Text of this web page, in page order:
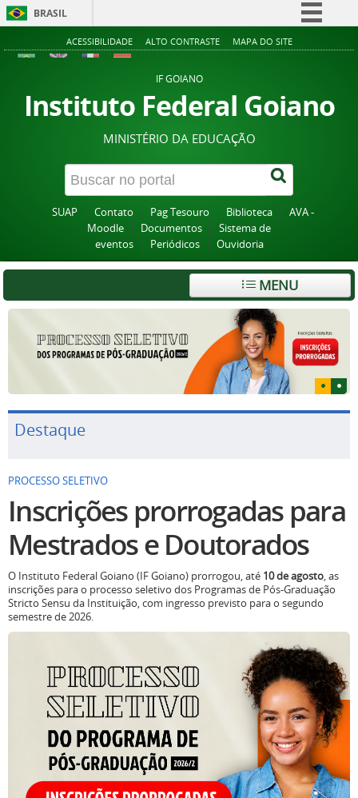
BRASIL
Simplifique!
Acesso à informação
Legislação
Canais
ACESSIBILIDADE ALTO CONTRASTE MAPA DO SITE
IF GOIANO
Instituto Federal Goiano
MINISTÉRIO DA EDUCAÇÃO
SUAP Contato Pag Tesouro Biblioteca
AVA -
Moodle
Documentos
Sistema de
eventos
Periódicos Ouvidoria
MENU
Destaque
PROCESSO SELETIVO
Inscrições prorrogadas para
Mestrados e Doutorados
O Instituto Federal Goiano (IF Goiano) prorrogou, até 10 de agosto, as
inscrições para o processo seletivo dos Programas de Pós-Graduação
Stricto Sensu da Instituição, com ingresso previsto para o segundo
semestre de 2026.